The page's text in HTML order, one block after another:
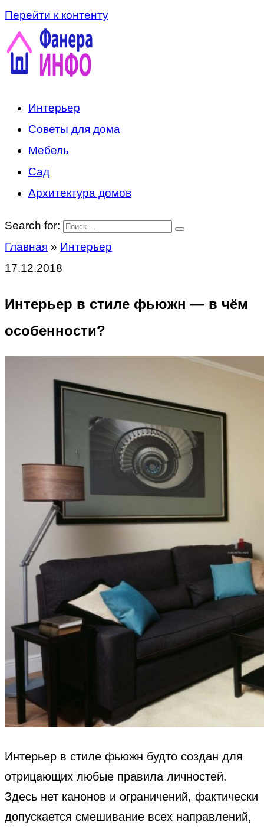
Перейти к контенту
Интерьер
Советы для дома
Мебель
Сад
Архитектура домов
Search for:
Главная » Интерьер
17.12.2018
Интерьер в стиле фьюжн — в чём
особенности?
Интерьер в стиле фьюжн будто создан для
отрицающих любые правила личностей.
Здесь нет канонов и ограничений, фактически
допускается смешивание всех направлений,